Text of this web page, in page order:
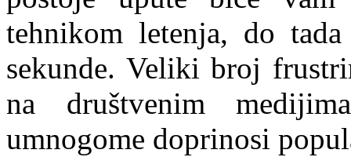
tehnikom letenja, do
sekunde. Veliki broj
na društvenim
umnogome doprinosi